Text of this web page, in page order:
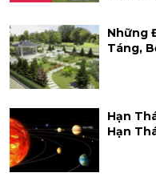
Những
Táng,
Hạn
Hạn